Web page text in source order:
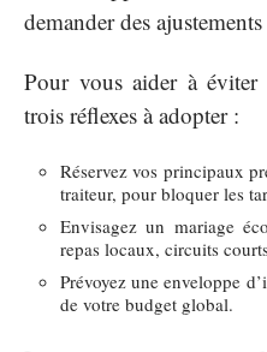
demander des
Pour vous aider à éviter
trois réflexes à adopter :
Réservez vos principaux
traiteur, pour bloquer les
Envisagez un mariage
repas locaux, circuits
Prévoyez une enveloppe
de votre budget global.